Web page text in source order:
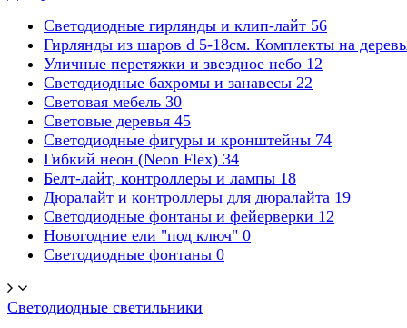
Светодиодные гирлянды и клип-лайт 56
Гирлянды из шаров d 5-18cм. Комплекты на
Уличные перетяжки и звездное небо 12
Светодиодные бахромы и занавесы 22
Световая мебель 30
Световые деревья 45
Светодиодные фигуры и кронштейны 74
Гибкий неон (Neon Flex) 34
Белт-лайт, контроллеры и лампы 18
Дюралайт и контроллеры для дюралайта 19
Светодиодные фонтаны и фейерверки 12
Новогодние ели "под ключ" 0
Светодиодные фонтаны 0
Светодиодные светильники